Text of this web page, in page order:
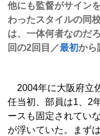
他にも監督がサイン
わったスタイルの同
は、一体何者なのだ
回の2回目／最初から
2004年に大阪府立
任当初、部員は1、2
ースも固定されてい
が浮いていた。まず